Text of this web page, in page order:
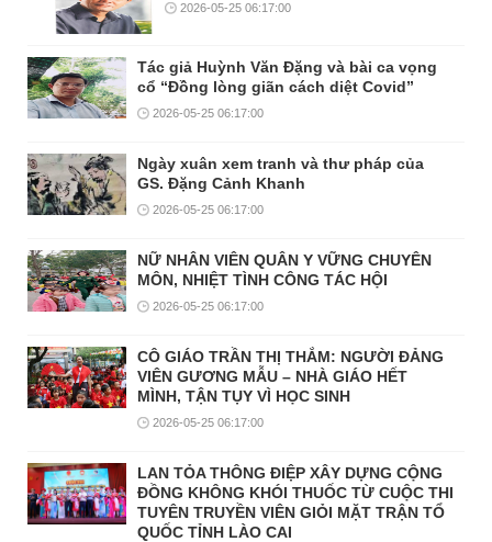
2026-05-25 06:17:00
Tác giả Huỳnh Văn Đặng và bài ca vọng
cổ “Đồng lòng giãn cách diệt Covid”
2026-05-25 06:17:00
Ngày xuân xem tranh và thư pháp của
GS. Đặng Cảnh Khanh
2026-05-25 06:17:00
NỮ NHÂN VIÊN QUÂN Y VỮNG CHUYÊN
MÔN, NHIỆT TÌNH CÔNG TÁC HỘI
2026-05-25 06:17:00
CÔ GIÁO TRẦN THỊ THẮM: NGƯỜI ĐẢNG
VIÊN GƯƠNG MẪU – NHÀ GIÁO HẾT
MÌNH, TẬN TỤY VÌ HỌC SINH
2026-05-25 06:17:00
LAN TỎA THÔNG ĐIỆP XÂY DỰNG CỘNG
ĐỒNG KHÔNG KHÓI THUỐC TỪ CUỘC THI
TUYÊN TRUYỀN VIÊN GIỎI MẶT TRẬN TỔ
QUỐC TỈNH LÀO CAI